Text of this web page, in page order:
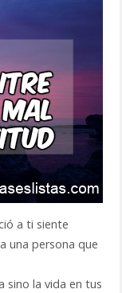
a ti siente
una persona que
sino la vida en tus